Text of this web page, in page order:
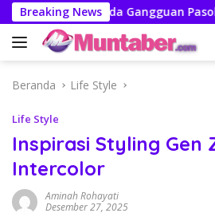
Langsung
ke
konten
Breaking News
Boleh Ada Gangguan Pasokan
Beranda Life Style
Life Style
Inspirasi Styling Gen
Intercolor
Aminah Rohayati
Desember 27, 2025